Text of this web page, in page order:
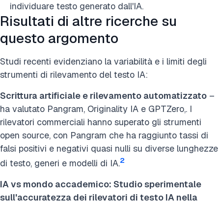
individuare testo generato dall'IA.
Risultati di altre ricerche su
questo argomento
Studi recenti evidenziano la variabilità e i limiti degli
strumenti di rilevamento del testo IA:
Scrittura artificiale e rilevamento automatizzato –
ha valutato Pangram, Originality IA e GPTZero,. I
rilevatori commerciali hanno superato gli strumenti
open source, con Pangram che ha raggiunto tassi di
falsi positivi e negativi quasi nulli su diverse lunghezze
di testo, generi e modelli di IA.2
IA vs mondo accademico: Studio sperimentale
sull'accuratezza dei rilevatori di testo IA nella